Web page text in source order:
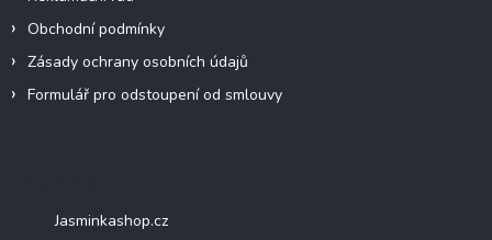
Obchodní podmínky
Zásady ochrany osobních údajů
Formulář pro odstoupení od smlouvy
Jasminkashop.cz